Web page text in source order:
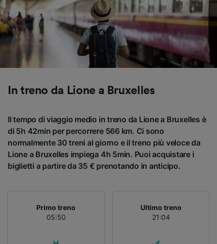
In treno da Lione a Bruxelles
Il tempo di viaggio medio in treno da Lione a Bruxelles è
di 5h 42min per percorrere 566 km. Ci sono
normalmente 30 treni al giorno e il treno più veloce da
Lione a Bruxelles impiega 4h 5min. Puoi acquistare i
biglietti a partire da 35 € prenotando in anticipo.
Primo treno
05:50
Ultimo treno
21:04